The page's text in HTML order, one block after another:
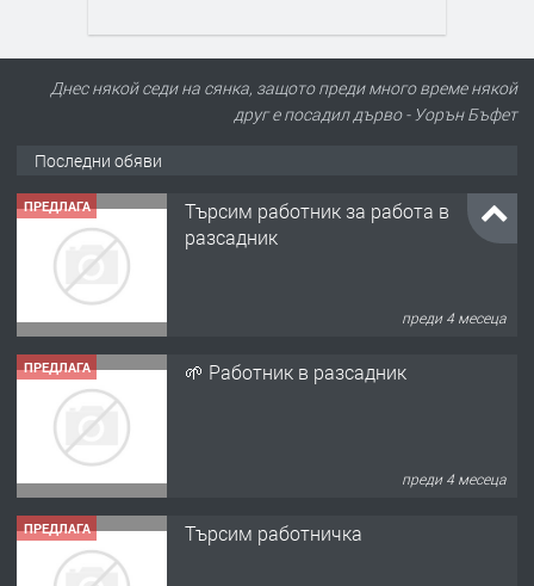
Днес някой седи на сянка, защото преди много време някой
друг е посадил дърво - Уорън Бъфет
Последни обяви
ПРЕДЛАГА
Търсим работник за работа в
разсадник
преди 4 месеца
ПРЕДЛАГА 🌱 Работник в разсадник
преди 4 месеца
ПРЕДЛАГА Търсим работничка